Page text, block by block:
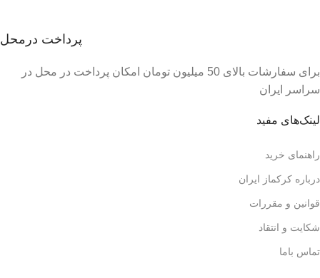
پرداخت درمحل
برای سفارشات بالای 50 میلیون تومان امکان پرداخت در محل در
سراسر ایران
لینک‌های مفید
راهنمای خرید
درباره کرکماز ایران
قوانین و مقررات
شکایت و انتقاد
تماس باما